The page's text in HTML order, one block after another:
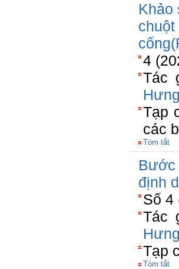
Khảo
chuột
4
Tác
Hưng
Tạp
các
Tóm tắt
Bước
định
Số 4
Tác
Hưng
Tạp
Tóm tắt